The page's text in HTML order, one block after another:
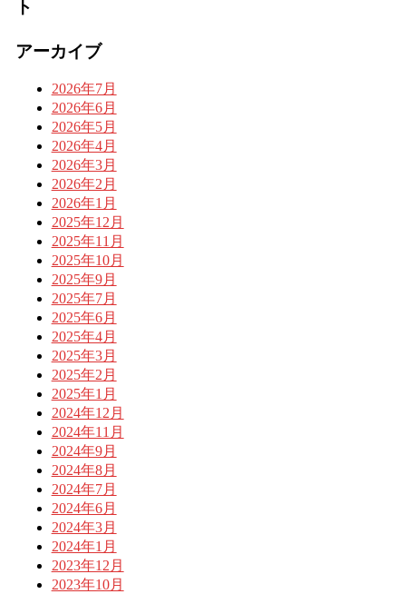
ト
アーカイブ
2026年7月
2026年6月
2026年5月
2026年4月
2026年3月
2026年2月
2026年1月
2025年12月
2025年11月
2025年10月
2025年9月
2025年7月
2025年6月
2025年4月
2025年3月
2025年2月
2025年1月
2024年12月
2024年11月
2024年9月
2024年8月
2024年7月
2024年6月
2024年3月
2024年1月
2023年12月
2023年10月